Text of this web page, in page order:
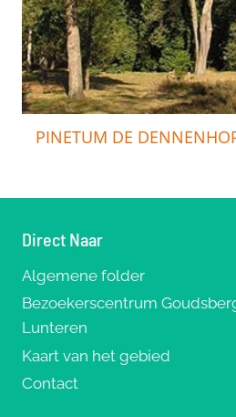
PINETUM DE
Direct Naar
Algemene folder
Bezoekerscentrum
Lunteren
Kaart van het gebied
Contact